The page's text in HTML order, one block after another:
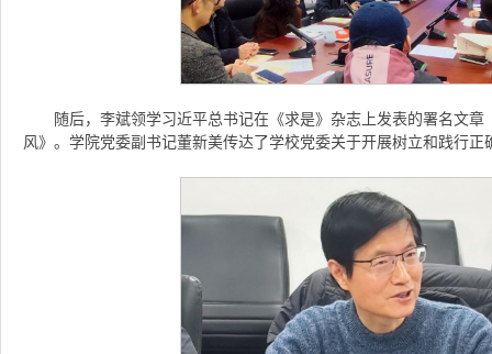
随后，李斌领学习近平总书记在《求是》杂志上发表的署名文
风》。学院党委副书记董新美传达了学校党委关于开展树立和践行